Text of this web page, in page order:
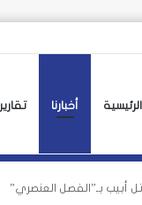
الرئيسية أخبارنا تقارير
أبيب بـ”الفصل العنصري”